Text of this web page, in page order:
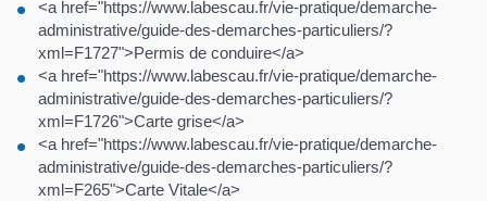
<a href="https://www.labescau.fr/vie-pratique/demarche-
administrative/guide-des-demarches-particuliers/?
xml=F1727">Permis de conduire</a>
<a href="https://www.labescau.fr/vie-pratique/demarche-
administrative/guide-des-demarches-particuliers/?
xml=F1726">Carte grise</a>
<a href="https://www.labescau.fr/vie-pratique/demarche-
administrative/guide-des-demarches-particuliers/?
xml=F265">Carte Vitale</a>